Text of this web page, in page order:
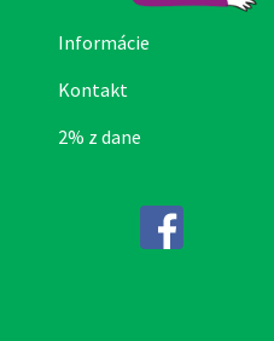
Informácie
Kontakt
2% z dane